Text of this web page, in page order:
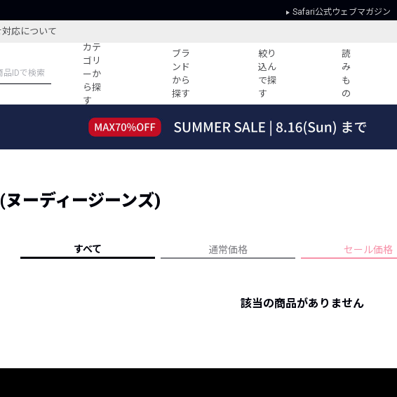
Safari公式ウェブマガジン
応について
カテ
ゴリ
ーか
ら探
す
ブラ
ンド
から
探す
絞り
込ん
で探
す
読
み
も
の
事
ディネート
すべての記事
ーデ紹介
HOTなコーデ TOP20
人気記事ランキング
フォーカスブランド
プライバシーポリ
ヌーディージーンズ)
すべて 通常価格 セール価格
該当の商品がありません